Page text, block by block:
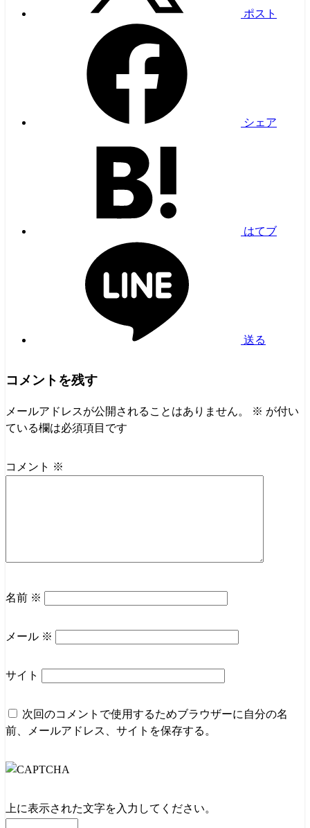
ポスト
シェア
はてブ
送る
コメントを残す
メールアドレスが公開されることはありません。 ※ が付い
ている欄は必須項目です
コメント ※
名前 ※
メール ※
サイト
次回のコメントで使用するためブラウザーに自分の名
前、メールアドレス、サイトを保存する。
上に表示された文字を入力してください。